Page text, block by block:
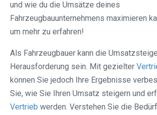
und wie du die Umsätze deines
Fahrzeugbauunternehmens maximieren
um mehr zu erfahren!
Als Fahrzeugbauer kann die
Herausforderung sein. Mit gezielter
können Sie jedoch Ihre Ergebnisse
Sie, wie Sie Ihren Umsatz steigern und
Vertrieb werden. Verstehen Sie die